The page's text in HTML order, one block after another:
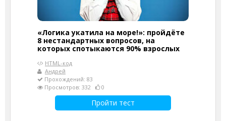
«Логика укатила на море!»: пройдёте
8 нестандартных вопросов, на
которых спотыкаются 90% взрослых
HTML-код
Андрей
Прохождений: 83
Просмотров: 332
0
Пройти тест